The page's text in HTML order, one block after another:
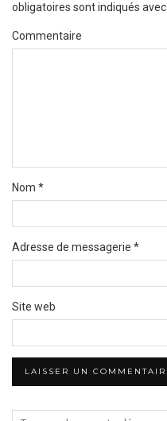
obligatoires sont indiqués avec
Commentaire
Nom *
Adresse de messagerie *
Site web